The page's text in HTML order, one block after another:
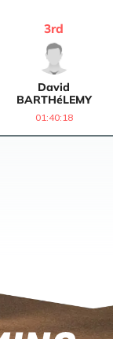
David
BARTHéLEMY
3rd
01:40:18